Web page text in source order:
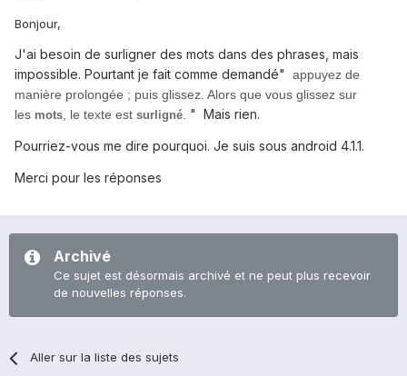
Bonjour,
J'ai besoin de surligner des mots dans des phrases, mais
impossible. Pourtant je fait comme demandé"
appuyez de
manière prolongée ; puis glissez. Alors que vous glissez sur
les mots, le texte est surligné. " Mais rien.
Pourriez-vous me dire pourquoi. Je suis sous android 4.1.1.
Merci pour les réponses
Archivé
Ce sujet est désormais archivé et ne peut plus recevoir
de nouvelles réponses.
Aller sur la liste des sujets